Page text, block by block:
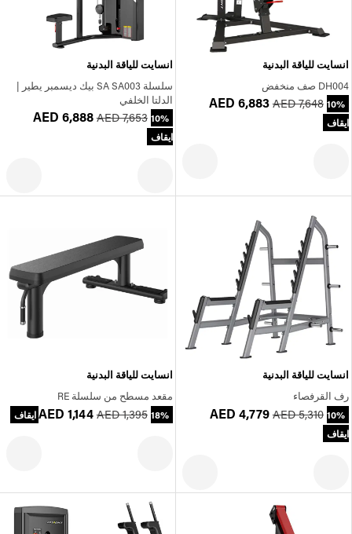
انسايت للياقة البدنية
DH004 صف منخفض
AED 6,883 AED 7,648 10%
ايقاف
انسايت للياقة البدنية
سلسلة SA SA003 بيك ديسمبر يطير |
الدلتا الخلفي
AED 6,888 AED 7,653 10%
ايقاف
انسايت للياقة البدنية
رف القرفصاء
AED 4,779 AED 5,310 10%
ايقاف
انسايت للياقة البدنية
مقعد مسطح من سلسلة RE
AED 1,144 AED 1,395 18% ايقاف